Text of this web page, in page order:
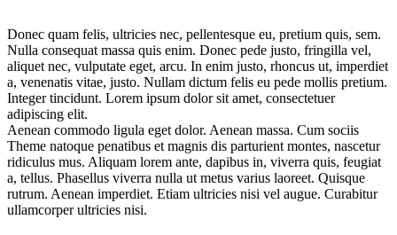
Donec quam felis, ultricies nec, pellentesque eu, pretium quis, sem.
Nulla consequat massa quis enim. Donec pede justo, fringilla vel,
aliquet nec, vulputate eget, arcu. In enim justo, rhoncus ut, imperdiet
a, venenatis vitae, justo. Nullam dictum felis eu pede mollis pretium.
Integer tincidunt. Lorem ipsum dolor sit amet, consectetuer
adipiscing elit.
Aenean commodo ligula eget dolor. Aenean massa. Cum sociis
Theme natoque penatibus et magnis dis parturient montes, nascetur
ridiculus mus. Aliquam lorem ante, dapibus in, viverra quis, feugiat
a, tellus. Phasellus viverra nulla ut metus varius laoreet. Quisque
rutrum. Aenean imperdiet. Etiam ultricies nisi vel augue. Curabitur
ullamcorper ultricies nisi.